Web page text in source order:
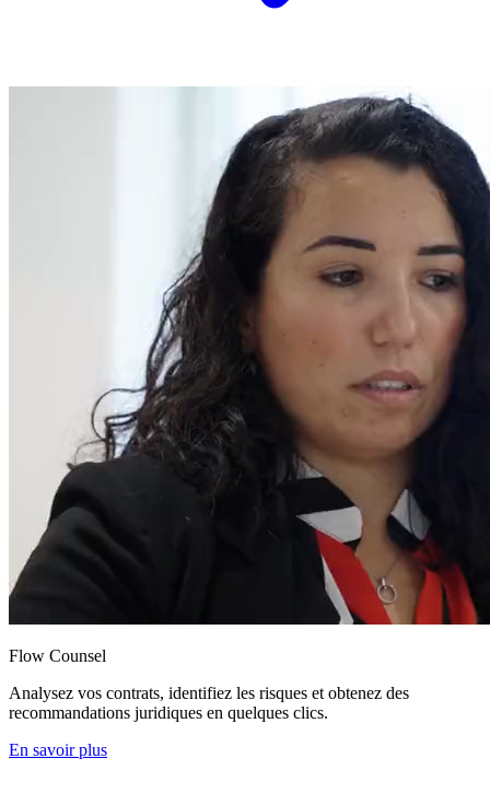
Flow Counsel
Analysez vos contrats, identifiez les risques et obtenez des
recommandations juridiques en quelques clics.
En savoir plus